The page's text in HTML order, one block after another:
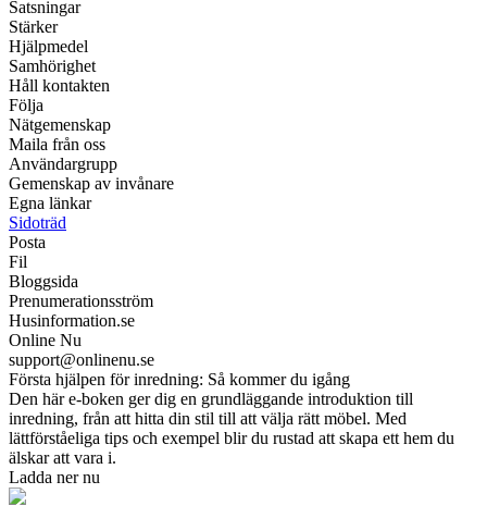
Satsningar
Stärker
Hjälpmedel
Samhörighet
Håll kontakten
Följa
Nätgemenskap
Maila från oss
Användargrupp
Gemenskap av invånare
Egna länkar
Sidoträd
Posta
Fil
Bloggsida
Prenumerationsström
Husinformation.se
Online Nu
support@onlinenu.se
Första hjälpen för inredning: Så kommer du igång
Den här e-boken ger dig en grundläggande introduktion till
inredning, från att hitta din stil till att välja rätt möbel. Med
lättförståeliga tips och exempel blir du rustad att skapa ett hem du
älskar att vara i.
Ladda ner nu